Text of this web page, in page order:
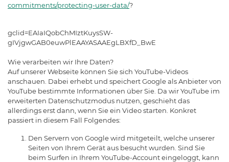
commitments/protecting-user-data/?
gclid=EAIaIQobChMIztKuysSW-
gIVjgwGAB0euwPlEAAYASAAEgLBXfD_BwE
Wie verarbeiten wir Ihre Daten?
Auf unserer Webseite können Sie sich YouTube-Videos
anschauen. Dabei erhebt und speichert Google als Anbieter von
YouTube bestimmte Informationen über Sie. Da wir YouTube im
erweiterten Datenschutzmodus nutzen, geschieht das
allerdings erst dann, wenn Sie ein Video starten. Konkret
passiert in diesem Fall Folgendes:
Den Servern von Google wird mitgeteilt, welche unserer
Seiten von Ihrem Gerät aus besucht wurden. Sind Sie
beim Surfen in Ihrem YouTube-Account eingeloggt, kann